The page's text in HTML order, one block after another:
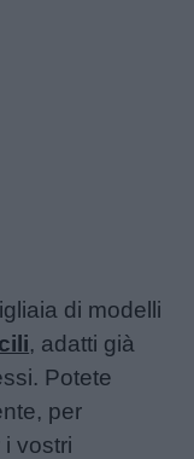
di modelli
, adatti già
Potete
per
vostri